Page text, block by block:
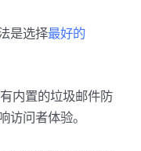
是选择最好的
内置的垃圾邮件防
访问者体验。